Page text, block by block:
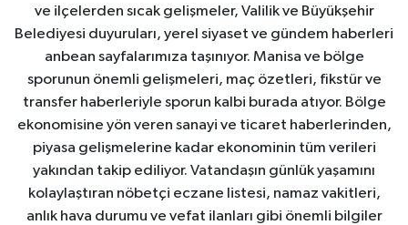
ve ilçelerden sıcak gelişmeler, Valilik ve Büyükşehir
Belediyesi duyuruları, yerel siyaset ve gündem haberleri
anbean sayfalarımıza taşınıyor. Manisa ve bölge
sporunun önemli gelişmeleri, maç özetleri, fikstür ve
transfer haberleriyle sporun kalbi burada atıyor. Bölge
ekonomisine yön veren sanayi ve ticaret haberlerinden,
piyasa gelişmelerine kadar ekonominin tüm verileri
yakından takip ediliyor. Vatandaşın günlük yaşamını
kolaylaştıran nöbetçi eczane listesi, namaz vakitleri,
anlık hava durumu ve vefat ilanları gibi önemli bilgiler